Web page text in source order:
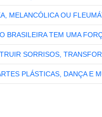
MELANCÓLICA OU
BRASILEIRA TEM UMA
SORRISOS,
PLÁSTICAS, DANÇA E